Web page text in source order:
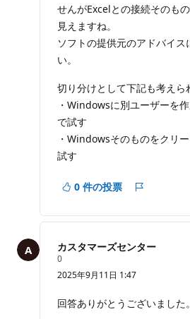
せんがExcelとの接続そのも
見えますね。
ソフトの提供元のアドバイス
い。
切り分けとして下記も考えら
・Windowsに別ユーザーを
で試す
・Windowsそのものをクリ
試す
0 件の投票
ー
カスタマーズセンター
0評
の
イ
ン
2025年9月11日 1:47
回答ありがとうございました。